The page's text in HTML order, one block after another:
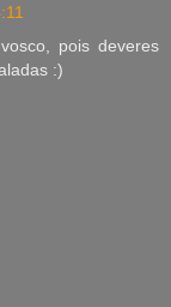
pois deveres
:)